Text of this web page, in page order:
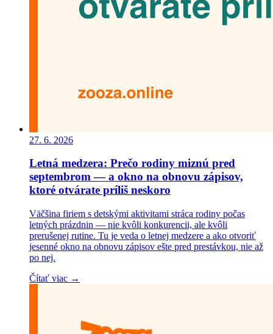
27. 6. 2026
Letná medzera: Prečo rodiny miznú pred
septembrom — a okno na obnovu zápisov,
ktoré otvárate príliš neskoro
Väčšina firiem s detskými aktivitami stráca rodiny počas
letných prázdnin — nie kvôli konkurencii, ale kvôli
prerušenej rutine. Tu je veda o letnej medzere a ako otvoriť
jesenné okno na obnovu zápisov ešte pred prestávkou, nie až
po nej.
Čítať viac →